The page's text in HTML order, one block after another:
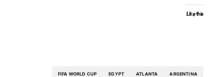
Like this:
ARGENTINA
ATLANTA
EGYPT
FIFA WORLD CUP